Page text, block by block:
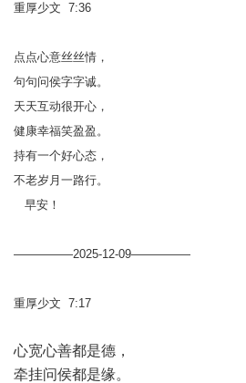
重厚少文 7:36
点点心意丝丝情，
句句问侯字字诚。
天天互动很开心，
健康幸福笑盈盈。
持有一个好心态，
不老岁月一路行。
早安！
—————2025-12-09—————
重厚少文 7:17
心宽心善都是德，
牵挂问侯都是缘。